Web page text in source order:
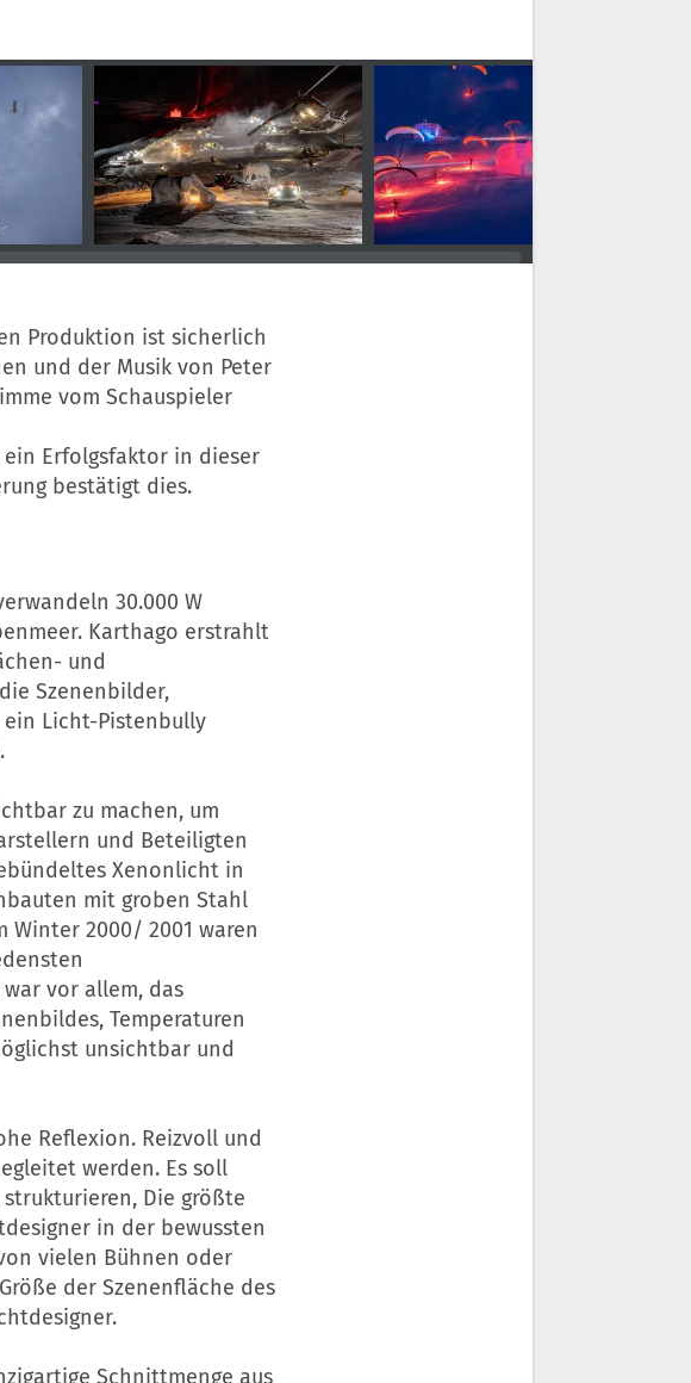
Produktion ist sicherlich
und der Musik von Peter
vom Schauspieler
ein Erfolgsfaktor in dieser
bestätigt dies.
30.000 W
Karthago erstrahlt
und
Szenenbilder,
Licht-Pistenbully
zu machen, um
und Beteiligten
Xenonlicht in
mit groben Stahl
2000/ 2001 waren
vor allem, das
Temperaturen
unsichtbar und
Reflexion. Reizvoll und
werden. Es soll
Die größte
in der bewussten
vielen Bühnen oder
der Szenenfläche des
Schnittmenge aus